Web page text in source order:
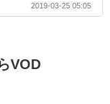
2019-03-25 05:05
VOD